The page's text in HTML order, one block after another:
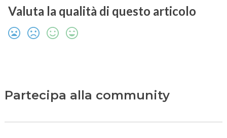
Valuta la qualità di questo articolo
Partecipa alla community